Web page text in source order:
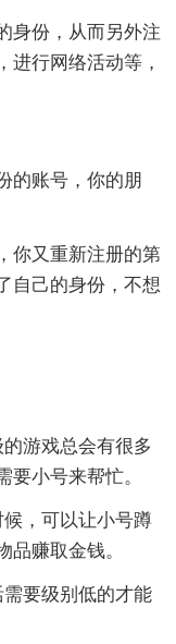
身份，从而另外注
进行网络活动等，
的账号，你的朋
你又重新注册的第
自己的身份，不想
游戏总会有很多
小号来帮忙。
，可以让小号蹲
赚取金钱。
要级别低的才能